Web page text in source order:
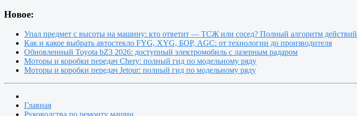
Новое:
Упал предмет с высоты на машину: кто ответит — ТСЖ или сосед? Полный алгоритм действий
Как и какое выбрать автостекло FYG, XYG, БОР, AGC: от технологии до производителя
Обновленный Toyota bZ3 2026: доступный электромобиль с лазерным радаром
Моторы и коробки передач Chery: полный гид по модельному ряду
Моторы и коробки передач Jetour: полный гид по модельному ряду
Главная
Руководства по ремонту машин